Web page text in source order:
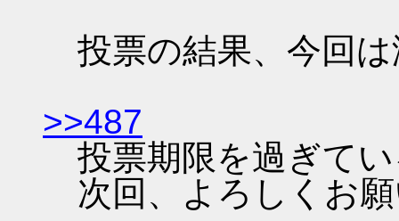
投票の結果、今回
>>487
投票期限を過ぎて
次回、よろしくお